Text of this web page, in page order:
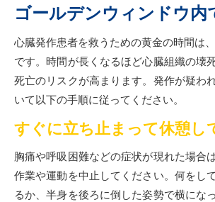
ゴールデンウィンドウ内
心臓発作患者を救うための黄金の時間は
です。時間が長くなるほど心臓組織の壊
死亡のリスクが高まります。発作が疑わ
いて以下の手順に従ってください。
すぐに立ち止まって休憩し
胸痛や呼吸困難などの症状が現れた場合
作業や運動を中止してください。何をし
るか、半身を後ろに倒した姿勢で横にな